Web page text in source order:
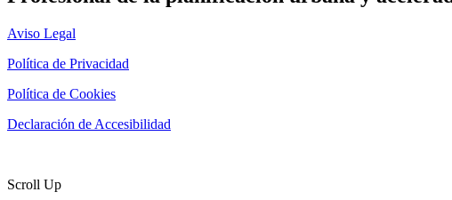
Aviso Legal
Política de Privacidad
Política de Cookies
Declaración de Accesibilidad
Scroll Up